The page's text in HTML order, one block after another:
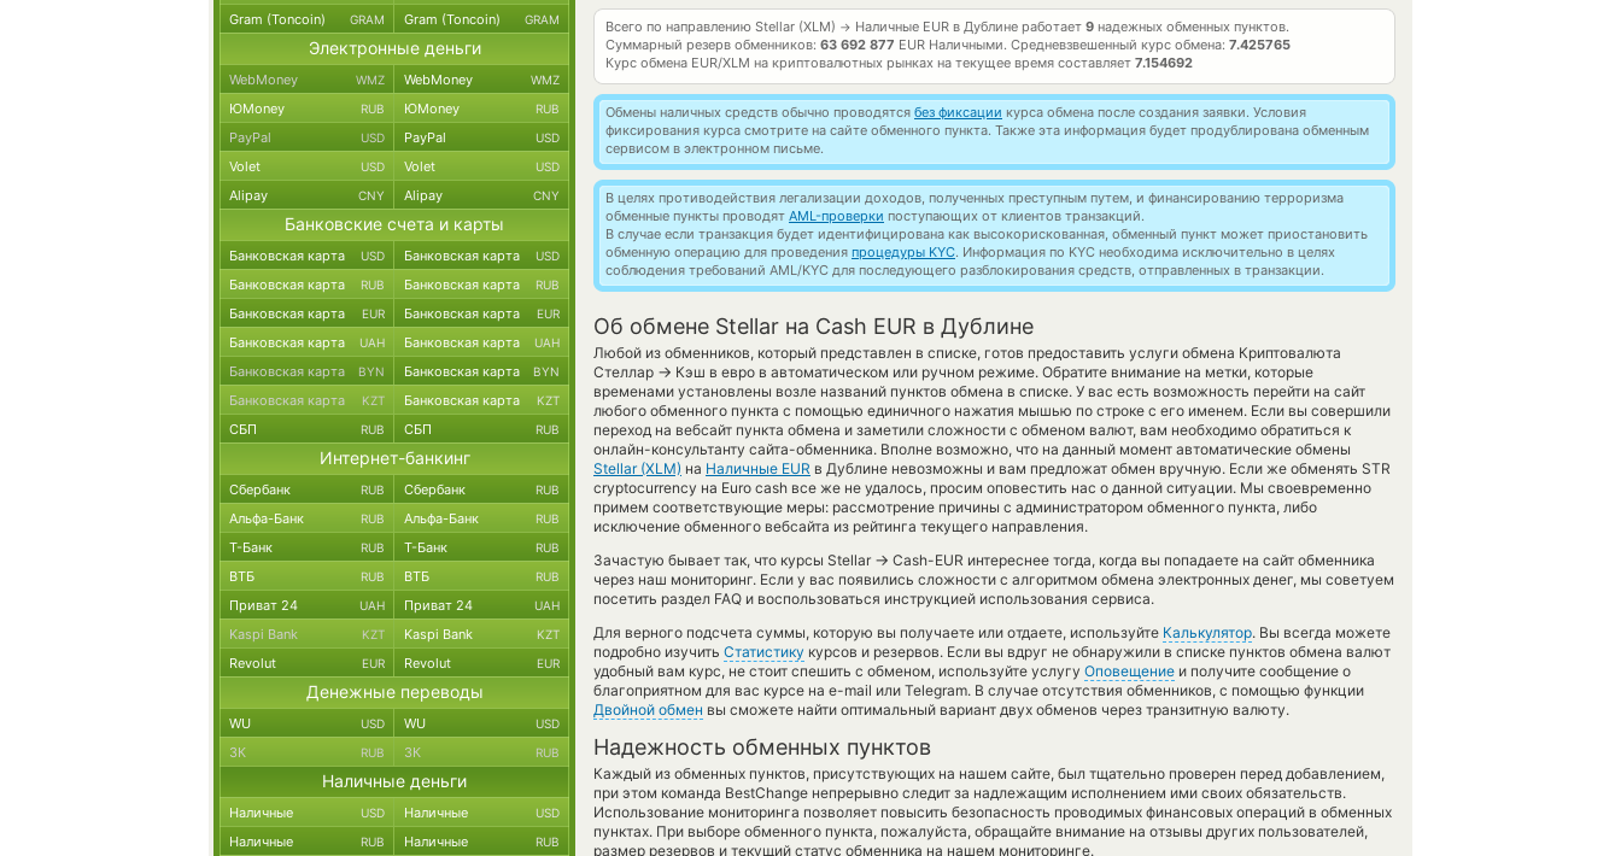
Всего по направлению Stellar (XLM) → Наличные EUR в Дублине работает 9 надежных обменных пунктов.
Суммарный резерв обменников: 63 692 877 EUR Наличными. Средневзвешенный курс обмена: 7.425765
Курс обмена EUR/XLM на криптовалютных рынках на текущее время составляет 7.154692
Обмены наличных средств обычно проводятся без фиксации курса обмена после создания заявки. Условия
фиксирования курса смотрите на сайте обменного пункта. Также эта информация будет продублирована обменным
сервисом в электронном письме.
В целях противодействия легализации доходов, полученных преступным путем, и финансированию терроризма
обменные пункты проводят AML-проверки поступающих от клиентов транзакций.
В случае если транзакция будет идентифицирована как высокорискованная, обменный пункт может приостановить
обменную операцию для проведения процедуры KYC. Информация по KYC необходима исключительно в целях
соблюдения требований AML/KYC для последующего разблокирования средств, отправленных в транзакции.
Об обмене Stellar на Cash EUR в Дублине
Любой из обменников, который представлен в списке, готов предоставить услуги обмена Криптовалюта
Стеллар → Кэш в евро в автоматическом или ручном режиме. Обратите внимание на метки, которые
временами установлены возле названий пунктов обмена в списке. У вас есть возможность перейти на сайт
любого обменного пункта с помощью единичного нажатия мышью по строке с его именем. Если вы совершили
переход на вебсайт пункта обмена и заметили сложности с обменом валют, вам необходимо обратиться к
онлайн-консультанту сайта-обменника. Вполне возможно, что на данный момент автоматические обмены
Stellar (XLM) на Наличные EUR в Дублине невозможны и вам предложат обмен вручную. Если же обменять STR
cryptocurrency на Euro cash все же не удалось, просим оповестить нас о данной ситуации. Мы своевременно
примем соответствующие меры: рассмотрение причины с администратором обменного пункта, либо
исключение обменного вебсайта из рейтинга текущего направления.
Зачастую бывает так, что курсы Stellar → Cash-EUR интереснее тогда, когда вы попадаете на сайт обменника
через наш мониторинг. Если у вас появились сложности с алгоритмом обмена электронных денег, мы советуем
посетить раздел FAQ и воспользоваться инструкцией использования сервиса.
Для верного подсчета суммы, которую вы получаете или отдаете, используйте Калькулятор. Вы всегда можете
подробно изучить Статистику курсов и резервов. Если вы вдруг не обнаружили в списке пунктов обмена валют
удобный вам курс, не стоит спешить с обменом, используйте услугу Оповещение и получите сообщение о
благоприятном для вас курсе на e-mail или Telegram. В случае отсутствия обменников, с помощью функции
Двойной обмен вы сможете найти оптимальный вариант двух обменов через транзитную валюту.
Надежность обменных пунктов
Каждый из обменных пунктов, присутствующих на нашем сайте, был тщательно проверен перед добавлением,
при этом команда BestChange непрерывно следит за надлежащим исполнением ими своих обязательств.
Использование мониторинга позволяет повысить безопасность проводимых финансовых операций в обменных
пунктах. При выборе обменного пункта, пожалуйста, обращайте внимание на отзывы других пользователей,
размер резервов и текущий статус обменника на нашем мониторинге.
Gram (Toncoin) GRAM Gram (Toncoin) GRAM
Электронные деньги
WebMoney WMZ WebMoney WMZ
ЮMoney RUB ЮMoney RUB
PayPal USD PayPal USD
Volet USD Volet USD
Alipay CNY Alipay CNY
Банковские счета и карты
Банковская карта USD Банковская карта USD
Банковская карта RUB Банковская карта RUB
Банковская карта EUR Банковская карта EUR
Банковская карта UAH Банковская карта UAH
Банковская карта BYN Банковская карта BYN
Банковская карта KZT Банковская карта KZT
СБП RUB СБП RUB
Интернет-банкинг
Сбербанк RUB Сбербанк RUB
Альфа-Банк RUB Альфа-Банк RUB
Т-Банк RUB Т-Банк RUB
ВТБ RUB ВТБ RUB
Приват 24 UAH Приват 24 UAH
Kaspi Bank KZT Kaspi Bank KZT
Revolut EUR Revolut EUR
Денежные переводы
WU USD WU USD
ЗК RUB ЗК RUB
Наличные деньги
Наличные USD Наличные USD
Наличные RUB Наличные RUB